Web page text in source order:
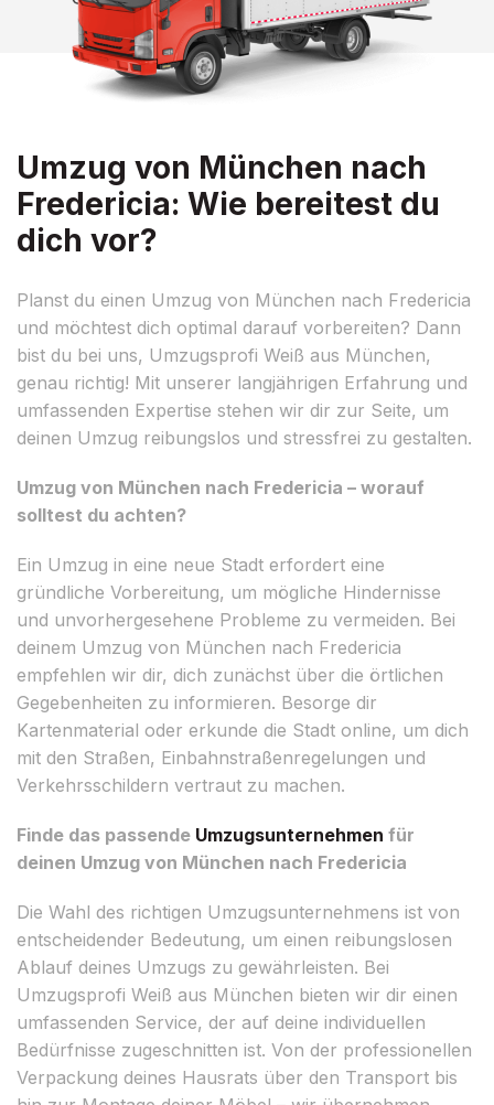
Umzug von München nach
Fredericia: Wie bereitest du
dich vor?
Planst du einen Umzug von München nach Fredericia
und möchtest dich optimal darauf vorbereiten? Dann
bist du bei uns, Umzugsprofi Weiß aus München,
genau richtig! Mit unserer langjährigen Erfahrung und
umfassenden Expertise stehen wir dir zur Seite, um
deinen Umzug reibungslos und stressfrei zu gestalten.
Umzug von München nach Fredericia – worauf
solltest du achten?
Ein Umzug in eine neue Stadt erfordert eine
gründliche Vorbereitung, um mögliche Hindernisse
und unvorhergesehene Probleme zu vermeiden. Bei
deinem Umzug von München nach Fredericia
empfehlen wir dir, dich zunächst über die örtlichen
Gegebenheiten zu informieren. Besorge dir
Kartenmaterial oder erkunde die Stadt online, um dich
mit den Straßen, Einbahnstraßenregelungen und
Verkehrsschildern vertraut zu machen.
Finde das passende Umzugsunternehmen für
deinen Umzug von München nach Fredericia
Die Wahl des richtigen Umzugsunternehmens ist von
entscheidender Bedeutung, um einen reibungslosen
Ablauf deines Umzugs zu gewährleisten. Bei
Umzugsprofi Weiß aus München bieten wir dir einen
umfassenden Service, der auf deine individuellen
Bedürfnisse zugeschnitten ist. Von der professionellen
Verpackung deines Hausrats über den Transport bis